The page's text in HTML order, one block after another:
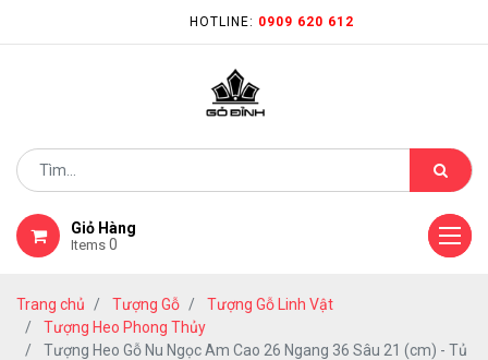
HOTLINE: 0909 620 612
Giỏ Hàng
Items 0
Trang chủ Tượng Gỗ
Tượng Gỗ Linh Vật
Tượng Heo Phong Thủy
Tượng Heo Gỗ Nu Ngọc Am Cao 26 Ngang 36 Sâu 21 (cm) - Tủ